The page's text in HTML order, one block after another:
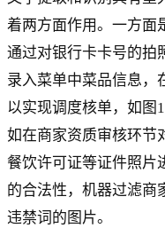
着两方面作用。一方面
通过对银行卡卡号的拍
录入菜单中菜品信息，
以实现调度核单，如图
如在商家资质审核环节
餐饮许可证等证件照片
的合法性，机器过滤商
违禁词的图片。